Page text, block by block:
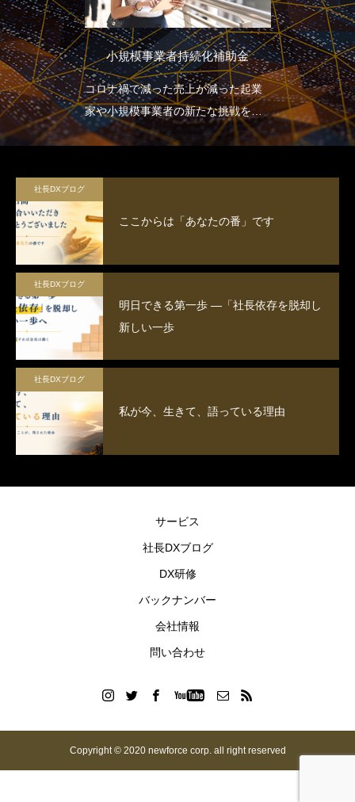
小規模事業者持続化補助金
コロナ禍で減った売上が減った起業
家や小規模事業者の新たな挑戦を応
援します。
社長DXブログ
ここからは「あなたの番」です
社長DXブログ
明日できる第一歩 ―「社長依存を脱却し
新しい一歩
社長DXブログ
私が今、生きて、語っている理由
サービス
社長DXブログ
DX研修
バックナンバー
会社情報
問い合わせ
Copyright © 2020 newforce corp. all right reserved